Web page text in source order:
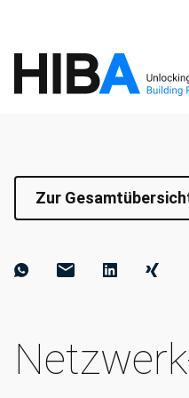
Zur